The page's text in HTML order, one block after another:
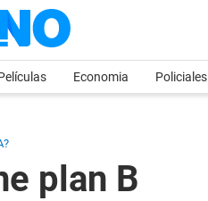
Economia Policiales
plan B